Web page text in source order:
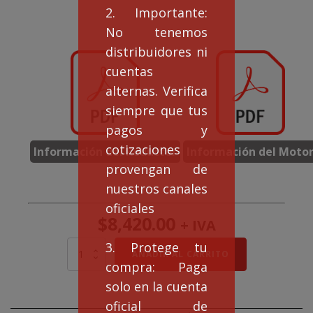
2. Importante:
No tenemos
distribuidores ni
cuentas
alternas. Verifica
siempre que tus
pagos y
cotizaciones
provengan de
nuestros canales
oficiales
3. Protege tu
compra: Paga
solo en la cuenta
oficial de
Información del Reductor Información del Motor
Motorreductor
AÑADIR AL CARRITO